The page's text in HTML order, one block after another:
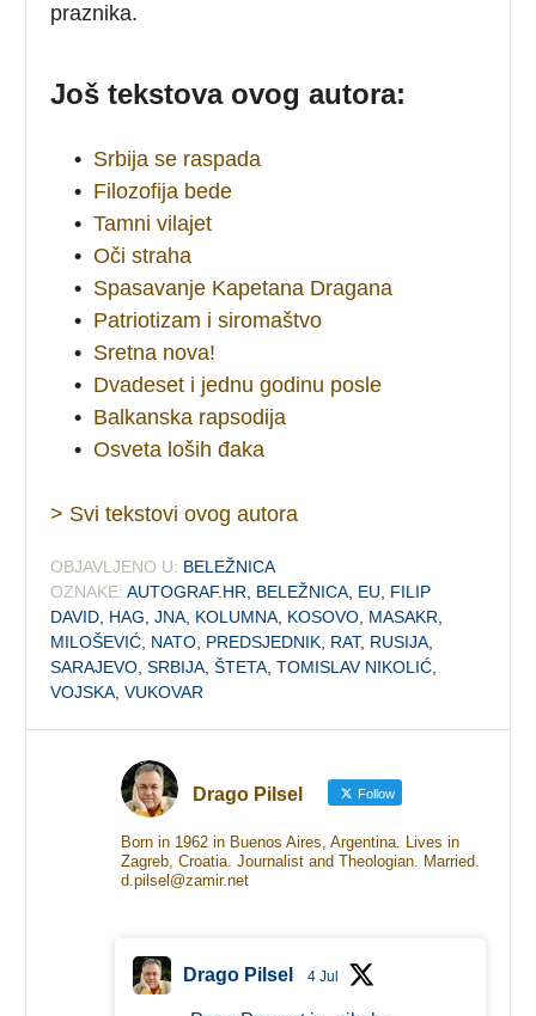
praznika.
Još tekstova ovog autora:
• Srbija se raspada
• Filozofija bede
• Tamni vilajet
• Oči straha
• Spasavanje Kapetana Dragana
• Patriotizam i siromaštvo
• Sretna nova!
• Dvadeset i jednu godinu posle
• Balkanska rapsodija
• Osveta loših đaka
> Svi tekstovi ovog autora
OBJAVLJENO U: BELEŽNICA
OZNAKE: AUTOGRAF.HR BELEŽNICA EU
FILIP
DAVID HAG ,JNA KOLUMNA KOSOVO MASAKR
MILOŠEVIĆ NATO PREDSJEDNIK RAT, RUSIJA
SARAJEVO ,SRBIJA ,ŠTETA ,TOMISLAV NIKOLIĆ
VOJSKA ,VUKOVAR
Drago Pilsel Follow
Born in 1962 in Buenos Aires, Argentina. Lives in
Zagreb, Croatia. Journalist and Theologian. Married.
d.pilsel@zamir.net
Drago Pilsel 4 Jul